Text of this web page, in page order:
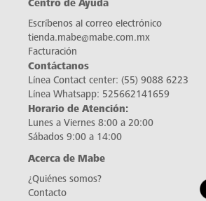
Centro de Ayuda
Escríbenos al correo electrónico
tienda.mabe@mabe.com.mx
Facturación
Contáctanos
Línea Contact center: (55) 9088 6223
Línea Whatsapp: 525662141659
Horario de Atención:
Lunes a Viernes 8:00 a 20:00
Sábados 9:00 a 14:00
Acerca de Mabe
¿Quiénes somos?
Contacto